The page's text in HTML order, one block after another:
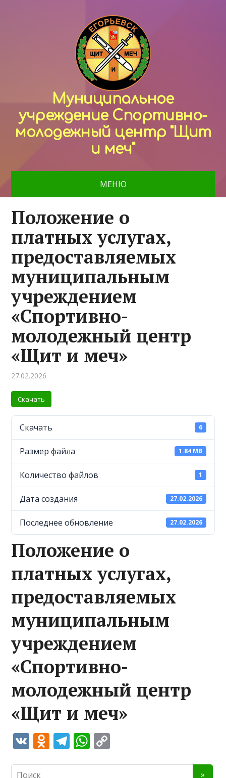
Муниципальное
учреждение Спортивно-
молодежный центр "Щит
и меч"
МЕНЮ
Положение о
платных услугах,
предоставляемых
муниципальным
учреждением
«Спортивно-
молодежный центр
«Щит и меч»
27.02.2026
Скачать
Скачать 6
Размер файла 1.84 MB
Количество файлов 1
Дата создания 27.02.2026
Последнее обновление 27.02.2026
Положение о
платных услугах,
предоставляемых
муниципальным
учреждением
«Спортивно-
молодежный центр
«Щит и меч»
V O T W